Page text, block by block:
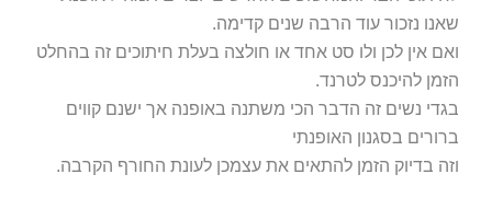
שאנו נזכור עוד הרבה שנים קדימה.
ואם אין לכן ולו סט אחד או חולצה בעלת חיתוכים זה בהחלט
הזמן להיכנס לטרנד.
בגדי נשים זה הדבר הכי משתנה באופנה אך ישנם קווים
ברורים בסגנון האופנתי
וזה בדיוק הזמן להתאים את עצמכן לעונת החורף הקרבה.